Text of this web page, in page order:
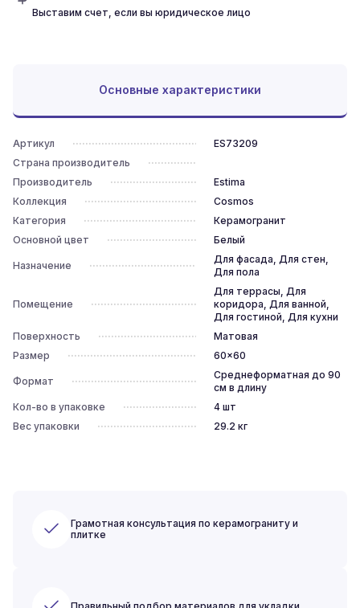
Выставим счет, если вы юридическое лицо
Основные характеристики
Артикул
ES73209
Страна производитель
Производитель
Estima
Коллекция
Cosmos
Категория
Керамогранит
Основной цвет
Белый
Назначение
Для фасада, Для стен,
Для пола
Помещение
Для террасы, Для
коридора, Для ванной,
Для гостиной, Для кухни
Поверхность
Матовая
Размер
60x60
Формат
Среднеформатная до 90
см в длину
Кол-во в упаковке
4шт
Вес упаковки
29.2 кг
Грамотная консультация по керамограниту и
плитке